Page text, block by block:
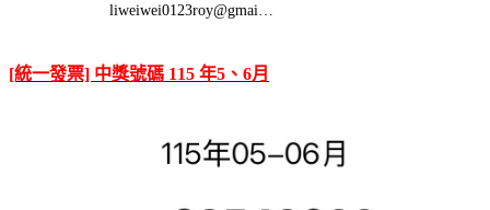
liweiwei0123roy@gmai…
[統一發票] 中獎號碼 115 年5、6月